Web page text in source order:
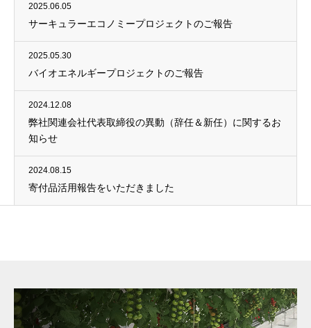
2025.06.05
サーキュラーエコノミープロジェクトのご報告
2025.05.30
バイオエネルギープロジェクトのご報告
2024.12.08
弊社関連会社代表取締役の異動（辞任＆新任）に関するお
知らせ
2024.08.15
寄付品活用報告をいただきました